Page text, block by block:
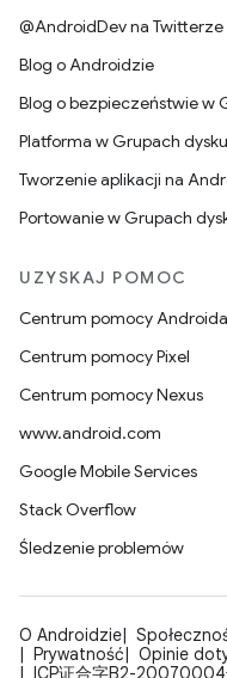
@AndroidDev na Twitterze
Blog o Androidzie
Blog o bezpieczeństwie w
Platforma w Grupach
Tworzenie aplikacji na
Portowanie w Grupach
UZYSKAJ POMOC
Centrum pomocy Androida
Centrum pomocy Pixel
Centrum pomocy Nexus
www.android.com
Google Mobile Services
Stack Overflow
Śledzenie problemów
O Androidzie
Prywatność
Opinie
ICP证合字B2-